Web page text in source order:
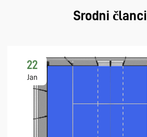
Srodni članci
22
Jan